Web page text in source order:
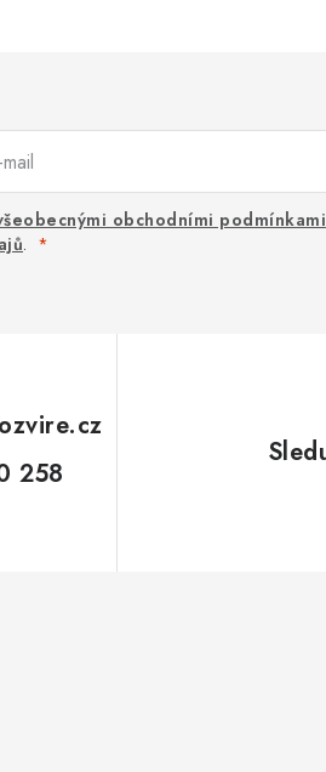
obchodními podmínkami
.
258